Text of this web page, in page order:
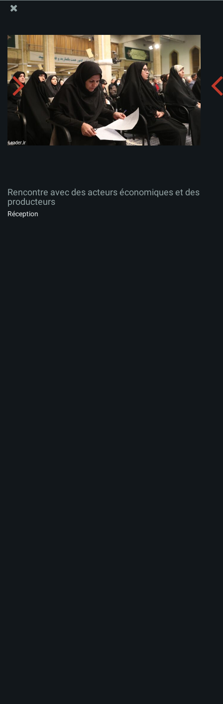
Rencontre avec des acteurs économiques et des
producteurs
Télécharger l'album:
Rencontre avec des acteurs économiques et des
producteurs
Réception